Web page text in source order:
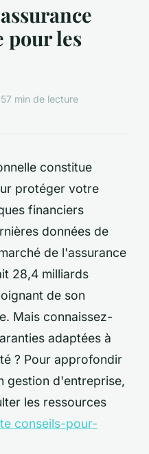
pour les
7 min de lecture
constitue
protéger votre
financiers
données de
de l'assurance
28,4 milliards
de son
Mais connaissez-
adaptées à
? Pour approfondir
gestion d'entreprise,
les ressources
conseils-pour-